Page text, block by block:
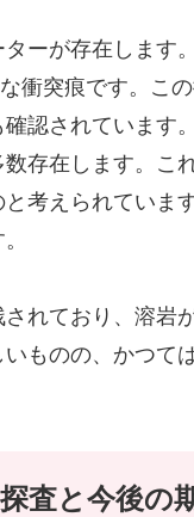
ーが存在します
衝突痕です。こ
認されています。
存在します。こ
考えられていま
れており、溶岩
ものの、かつて
査と今後の